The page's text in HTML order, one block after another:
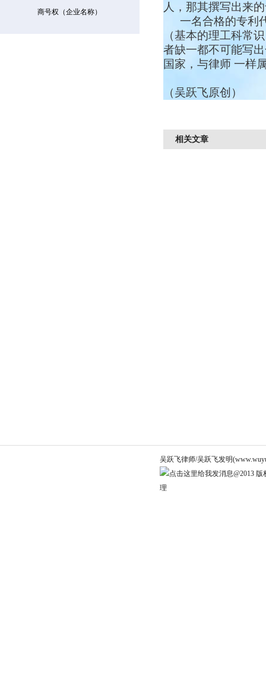
商号权（企业名称）
人，那其撰写出来
一名合格的专利
（基本的理工科常
者缺一都不可能写
国家，与律师 一样
（吴跃飞原创）
相关文章
吴跃飞律师/吴跃飞发明
@2013
理